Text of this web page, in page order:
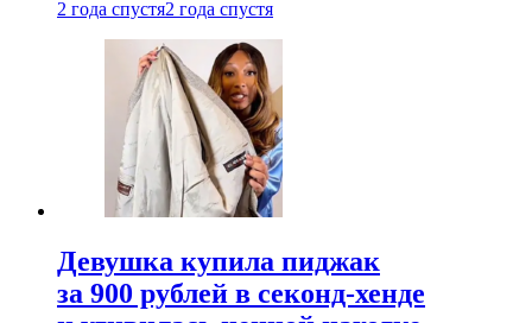
2 года спустя2 года спустя
Девушка купила пиджак
за 900 рублей в секонд-хенде